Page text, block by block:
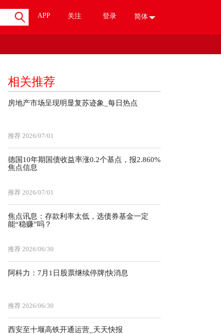
APP 关注 登录 简体
相关推荐
房地产市场呈现明显复苏迹象_每日热点
推荐 2026/07/01
德国10年期国债收益率涨0.2个基点，报2.860%
焦点信息
推荐 2026/07/01
焦点讯息：存款利率太低，选债券基金一定
能“稳赚”吗？
推荐 2026/06/30
阿科力：7月1日股票继续停牌|快消息
推荐 2026/06/30
西安至十堰高铁开通运营_天天快报